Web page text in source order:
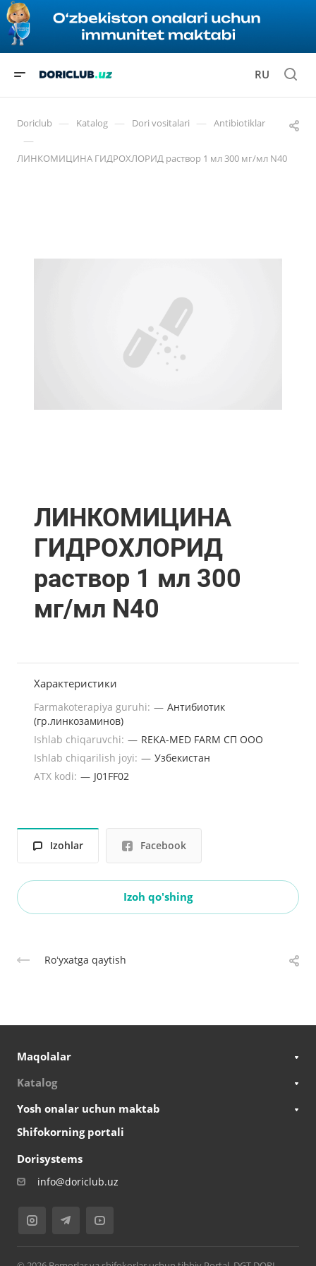
RU
Doriclub — Katalog — Dori vositalari — Antibiotiklar
—
ЛИНКОМИЦИНА ГИДРОХЛОРИД раствор 1 мл 300 мг/мл N40
ЛИНКОМИЦИНА
ГИДРОХЛОРИД
раствор 1 мл 300
мг/мл N40
Характеристики
Farmakoterapiya guruhi: — Антибиотик
(гр.линкозаминов)
Ishlab chiqaruvchi: — REKA-MED FARM СП ООО
Ishlab chiqarilish joyi: — Узбекистан
ATX kodi: — J01FF02
Izohlar Facebook
Izoh qo'shing
Roʻyxatga qaytish
Maqolalar
Katalog
Yosh onalar uchun maktab
Shifokorning portali
Dorisystems
info@doriclub.uz